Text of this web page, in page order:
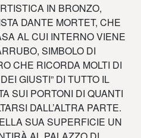
IN BRONZO,
DANTE MORTET, CHE
AL CUI INTERNO VIENE
SIMBOLO DI
CHE RICORDA MOLTI DI
GIUSTI” DI TUTTO IL
SUI PORTONI DI QUANTI
DALL’ALTRA PARTE.
SUA SUPERFICIE UN